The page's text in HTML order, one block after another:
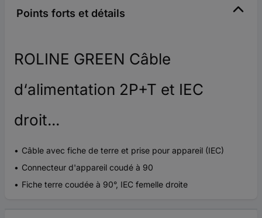
Points forts et détails
ROLINE GREEN Câble
d‘alimentation 2P+T et IEC
droit...
Câble avec fiche de terre et prise pour appareil (IEC)
Connecteur d'appareil coudé à 90
Fiche terre coudée à 90°, IEC femelle droite